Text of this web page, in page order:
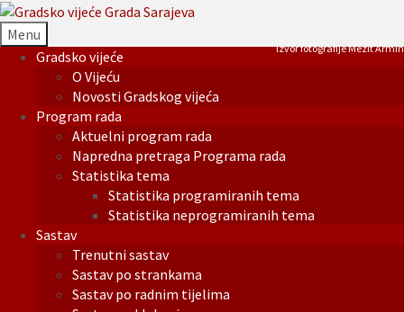
Menu
Gradsko vijeće
O Vijeću
Novosti Gradskog vijeća
Program rada
Aktuelni program rada
Napredna pretraga Programa rada
Statistika tema
Statistika programiranih tema
Statistika neprogramiranih tema
Sastav
Trenutni sastav
Sastav po strankama
Sastav po radnim tijelima
Izvor fotografije Mezit Armin